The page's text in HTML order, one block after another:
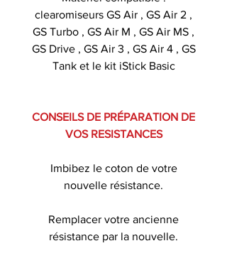
clearomiseurs GS Air , GS Air 2 ,
GS Turbo , GS Air M , GS Air MS ,
GS Drive , GS Air 3 , GS Air 4 , GS
Tank et le kit iStick Basic
CONSEILS DE PRÉPARATION DE
VOS RESISTANCES
Imbibez le coton de votre
nouvelle résistance.
Remplacer votre ancienne
résistance par la nouvelle.